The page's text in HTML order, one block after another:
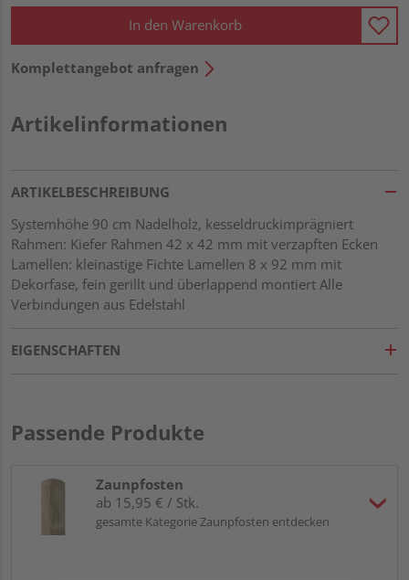
In den Warenkorb
Komplettangebot anfragen
Artikelinformationen
ARTIKELBESCHREIBUNG
Systemhöhe 90 cm Nadelholz, kesseldruckimprägniert
Rahmen: Kiefer Rahmen 42 x 42 mm mit verzapften Ecken
Lamellen: kleinastige Fichte Lamellen 8 x 92 mm mit
Dekorfase, fein gerillt und überlappend montiert Alle
Verbindungen aus Edelstahl
EIGENSCHAFTEN
Passende Produkte
Zaunpfosten
ab 15,95 € / Stk.
gesamte Kategorie Zaunpfosten entdecken